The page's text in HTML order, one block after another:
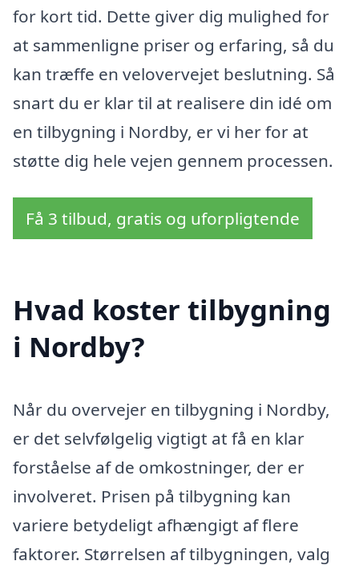
for kort tid. Dette giver dig mulighed for
at sammenligne priser og erfaring, så du
kan træffe en velovervejet beslutning. Så
snart du er klar til at realisere din idé om
en tilbygning i Nordby, er vi her for at
støtte dig hele vejen gennem processen.
Få 3 tilbud, gratis og uforpligtende
Hvad koster tilbygning
i Nordby?
Når du overvejer en tilbygning i Nordby,
er det selvfølgelig vigtigt at få en klar
forståelse af de omkostninger, der er
involveret. Prisen på tilbygning kan
variere betydeligt afhængigt af flere
faktorer. Størrelsen af tilbygningen, valg